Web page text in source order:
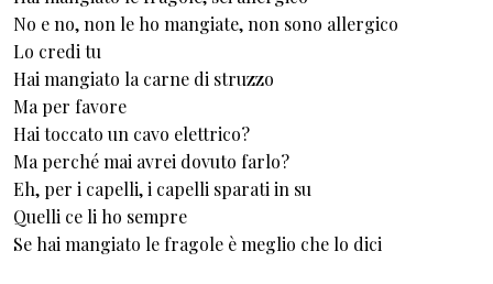
No e no, non le ho mangiate, non sono allergico
Lo credi tu
Hai mangiato la carne di struzzo
Ma per favore
Hai toccato un cavo elettrico?
Ma perché mai avrei dovuto farlo?
Eh, per i capelli, i capelli sparati in su
Quelli ce li ho sempre
Se hai mangiato le fragole è meglio che lo dici